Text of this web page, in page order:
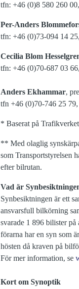
tfn: +46 (0)8 580 260
Per-Anders
tfn: +46 (0)73-094 14
Cecilia Blom
tfn: +46 (0)70-687 03
Anders Ekhammar,
tfn +46 (0)70-746 25 79,
* Baserat på
** Med olaglig
som Transportstyrelsen
efter bilrutan.
Vad är
Synbesiktningen är ett
ansvarsfull bilkörning
svarade 1 896 bilister
förarna har en syn som
hösten då kraven på
För mer information, se
Kort om Synoptik